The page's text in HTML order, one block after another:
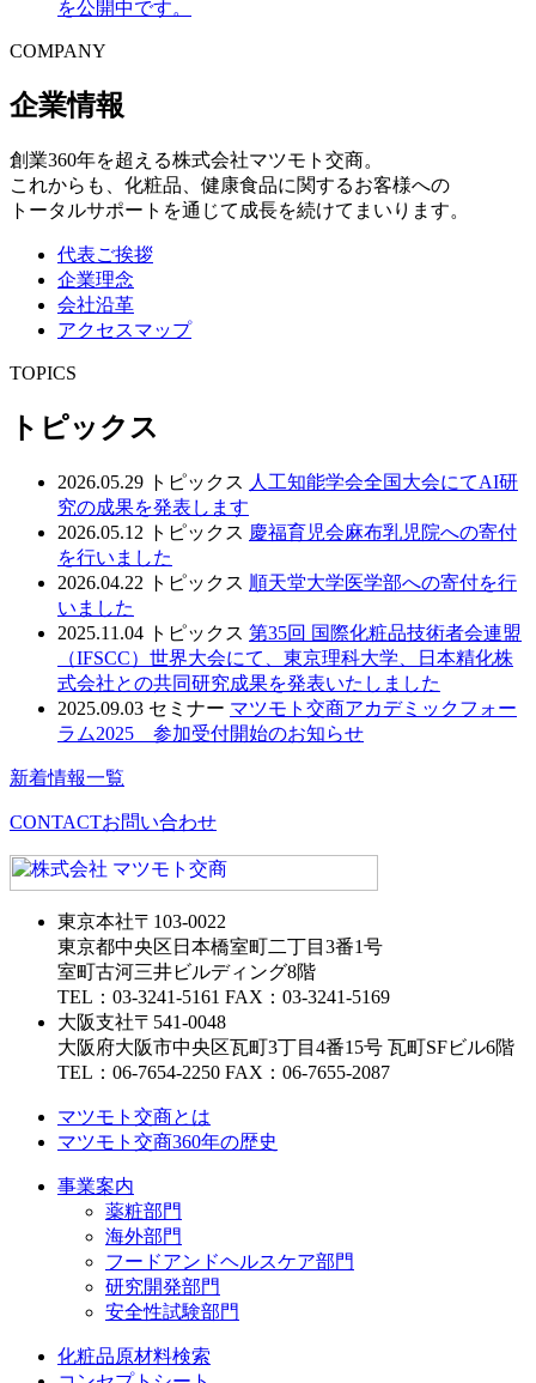
を公開中です。
COMPANY
企業情報
創業360年を超える株式会社マツモト交商。
これからも、化粧品、健康食品に関するお客様への
トータルサポートを通じて成長を続けてまいります。
代表ご挨拶
企業理念
会社沿革
アクセスマップ
TOPICS
トピックス
2026.05.29 トピックス 人工知能学会全国大会にてAI研
究の成果を発表します
2026.05.12
トピックス 慶福育児会麻布乳児院への寄付
を行いました
2026.04.22
トピックス 順天堂大学医学部への寄付を行
いました
2025.11.04 トピックス 第35回 国際化粧品技術者会連盟
（IFSCC）世界大会にて、東京理科大学、日本精化株
式会社との共同研究成果を発表いたしました
2025.09.03 セミナー マツモト交商アカデミックフォー
ラム2025 参加受付開始のお知らせ
新着情報一覧
CONTACTお問い合わせ
東京本社〒103-0022
東京都中央区日本橋室町二丁目3番1号
室町古河三井ビルディング8階
TEL：03-3241-5161 FAX：03-3241-5169
大阪支社〒541-0048
大阪府大阪市中央区瓦町3丁目4番15号 瓦町SFビル6階
TEL：06-7654-2250 FAX：06-7655-2087
マツモト交商とは
マツモト交商360年の歴史
事業案内
薬粧部門
海外部門
フードアンドヘルスケア部門
研究開発部門
安全性試験部門
化粧品原材料検索